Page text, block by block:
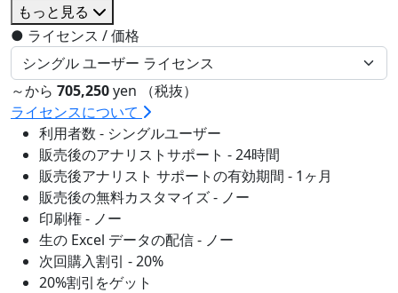
もっと見る
● ライセンス / 価格
～から 705,250yen （税抜）
ライセンスについて
利用者数 - シングルユーザー
販売後のアナリストサポート - 24時間
販売後アナリスト サポートの有効期間 - 1ヶ月
販売後の無料カスタマイズ - ノー
印刷権 - ノー
生の Excel データの配信 - ノー
次回購入割引 - 20%
20%割引をゲット